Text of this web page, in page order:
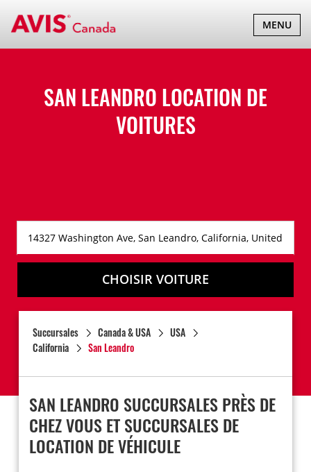
BASCULER
LA
MENU
SAN LEANDRO LOCATION DE
VOITURES
CHOISIR VOITURE
Succursales Canada & USA
USA
California
San Leandro
SAN LEANDRO SUCCURSALES PRÈS DE
CHEZ VOUS ET SUCCURSALES DE
LOCATION DE VÉHICULE